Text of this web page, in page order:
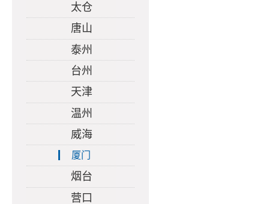
太仓
唐山
泰州
台州
天津
温州
威海
厦门
烟台
营口